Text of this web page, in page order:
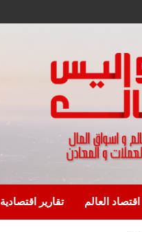
اقتصاد العالم تقارير اقتصادية